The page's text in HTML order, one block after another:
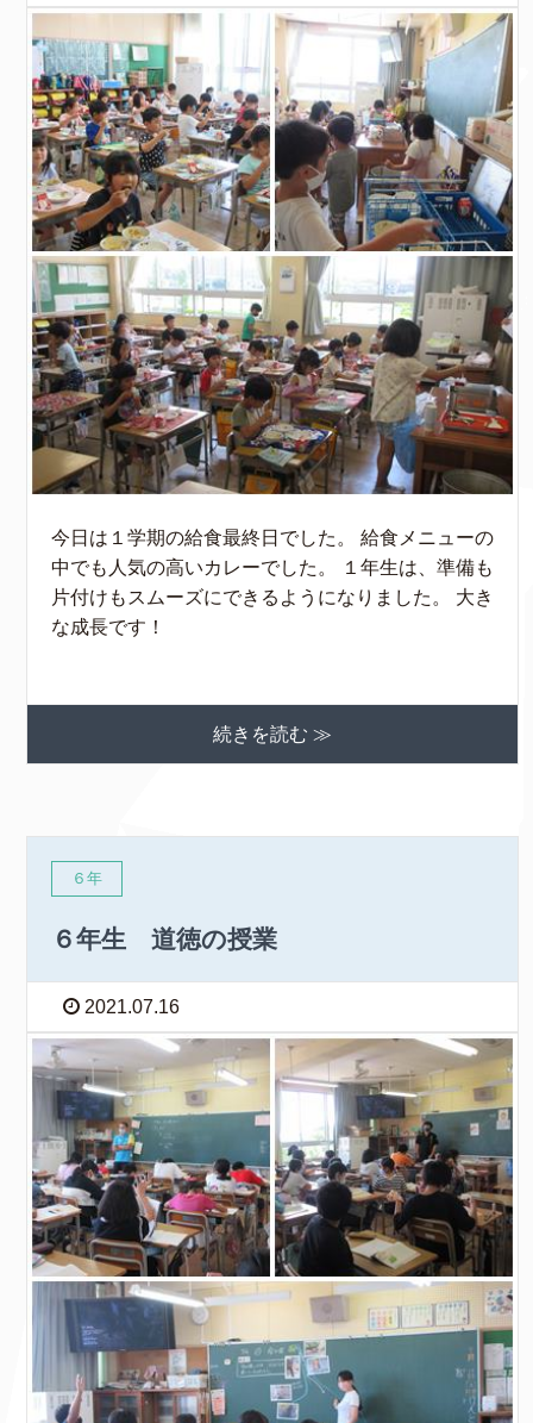
今日は１学期の給食最終日でした。 給食メニューの
中でも人気の高いカレーでした。 １年生は、準備も
片付けもスムーズにできるようになりました。 大き
な成長です！
続きを読む ≫
６年
６年生 道徳の授業
2021.07.16